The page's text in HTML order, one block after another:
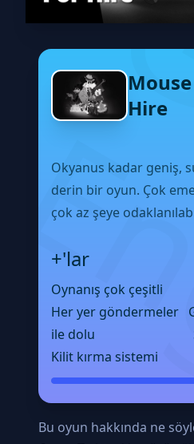
Hire
Okyanus kadar geniş,
derin bir oyun. Çok
çok az şeye
+'lar
Oynanış çok çeşitli
Her yer göndermeler
ile dolu
Kilit kırma sistemi
Bu oyun hakkında ne